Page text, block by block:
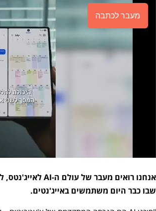
מעבר לכתבה
שבו כבר היום משתמשים באייג'נטים.